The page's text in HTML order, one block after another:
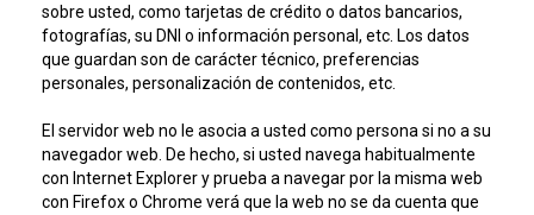
sobre usted, como tarjetas de crédito o datos bancarios,
fotografías, su DNI o información personal, etc. Los datos
que guardan son de carácter técnico, preferencias
personales, personalización de contenidos, etc.
El servidor web no le asocia a usted como persona si no a su
navegador web. De hecho, si usted navega habitualmente
con Internet Explorer y prueba a navegar por la misma web
con Firefox o Chrome verá que la web no se da cuenta que